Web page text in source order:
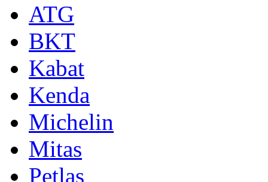
ATG
BKT
Kabat
Kenda
Michelin
Mitas
Petlas